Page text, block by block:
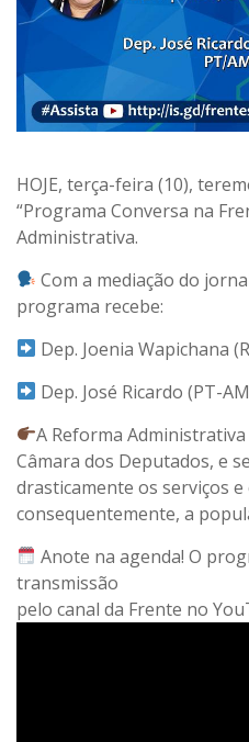
HOJE, terça-feira (10),
“Programa Conversa na
Administrativa.
Com a mediação do
programa recebe:
Dep. Joenia Wapichana
Dep. José Ricardo (PT-
A Reforma
Câmara dos Deputados, e
drasticamente os serviços
consequentemente, a
Anote na agenda! O
transmissão
pelo canal da Frente no